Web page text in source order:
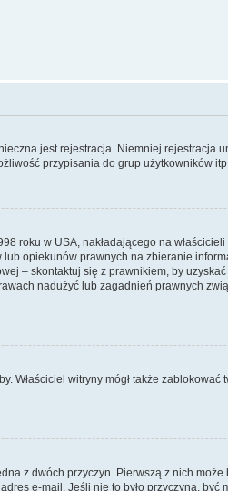
jest rejestracja. Niemniej
przypisania do grup użytkowników
roku w USA, nakładającego na
opiekunów prawnych na zbieranie
– skontaktuj się z prawnikiem, by
nadużyć lub zagadnień prawnych
Właściciel witryny mógł także
z dwóch przyczyn. Pierwszą z nich
e-mail. Jeśli nie to było przyczyną,